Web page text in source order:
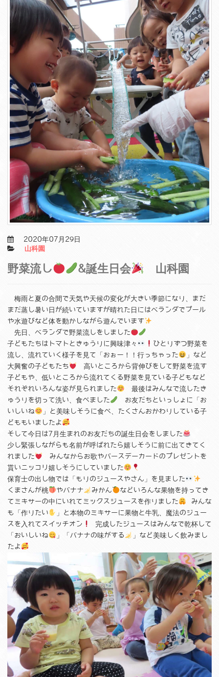
2020年07月29日
山科園
野菜流し &誕生日会 山科園
梅雨と夏の合間で天気や天候の変化が大きい季節になり、まだ
まだ蒸し暑い日が続いていますが晴れた日にはベランダでプール
や水遊びなど体を動かしながら遊んでいます
先日、ベランダで野菜流しをしました
子どもたちはトマトときゅうりに興味津々
ひとりずつ野菜を
流し、流れていく様子を見て「おぉー！！行っちゃった
」など
大興奮の子どもたち
高いところから背伸びをして野菜を流す
子どもや、低いところから流れてくる野菜を見ている子どもなど
それぞれいろんな姿が見られました
最後はみんなで流したき
ゅうりを切って洗い、食べました
お友だちといっしょに「お
いしいね
」と美味しそうに食べ、たくさんおかわりしている子
どももいましたよ
そして今日は7月生まれのお友だちの誕生日会をしました
少し緊張しながらも名前が呼ばれたら嬉しそうに前に出てきてく
れました
みんなからお歌やバースデーカードのプレゼントを
貰いニッコリ嬉しそうにしていました
保育士の出し物では「もりのジュースやさん」を見ました
くまさんが桃
やバナナ みかん
などいろんな果物を持ってき
てミキサーの中にいれてミックスジュースを作りました
みんな
も「作りたい
」と本物のミキサーに果物と牛乳、魔法のジュー
スを入れてスイッチオン
完成したジュースはみんなで乾杯して
「おいしいね
」「バナナの味がする
」など美味しく飲みまし
たよ